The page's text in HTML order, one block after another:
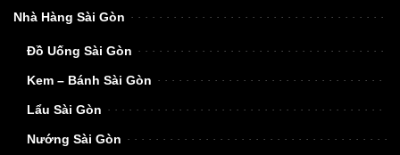
Nhà Hàng Sài Gòn
Đồ Uống Sài Gòn
Kem – Bánh Sài Gòn
Lẩu Sài Gòn
Nướng Sài Gòn